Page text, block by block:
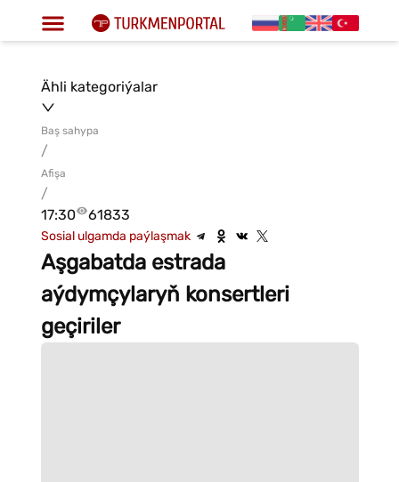
Ähli kategoriýalar
Baş sahypa
/
Afişa
/
17:30
61833
Sosial ulgamda paýlaşmak
Aşgabatda estrada
aýdymçylaryň konsertleri
geçiriler